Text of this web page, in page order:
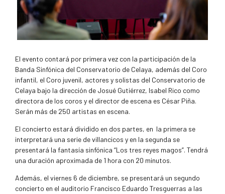
El evento contará por primera vez con la participación de la
Banda Sinfónica del Conservatorio de Celaya, además del Coro
infantil, el Coro juvenil, actores y solistas del Conservatorio de
Celaya bajo la dirección de Josué Gutiérrez, Isabel Rico como
directora de los coros y el director de escena es César Piña.
Serán más de 250 artistas en escena.
El concierto estará dividido en dos partes, en la primera se
interpretará una serie de villancicos y en la segunda se
presentará la fantasía sinfónica “Los tres reyes magos”. Tendrá
una duración aproximada de 1 hora con 20 minutos.
Además, el viernes 6 de diciembre, se presentará un segundo
concierto en el auditorio Francisco Eduardo Tresguerras a las